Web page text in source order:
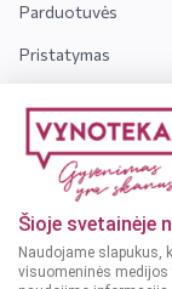
Šioje svetainėje
Naudojame slapukus,
visuomeninės
Parduotuvės
Pristatymas
TAISYKLĖS IR
Privatumo taisyklės
Naudojimosi ir